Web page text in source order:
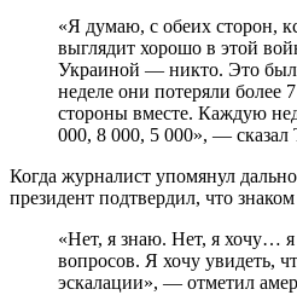
«Я думаю, с обеих сторон,
выглядит хорошо в этой
Украиной — никто. Это
неделе они потеряли более
стороны вместе. Каждую
000, 8 000, 5 000», — сказал
Когда журналист упомянул
президент подтвердил, что
«Нет, я знаю. Нет, я хочу… я
вопросов. Я хочу увидеть,
эскалации», — отметил